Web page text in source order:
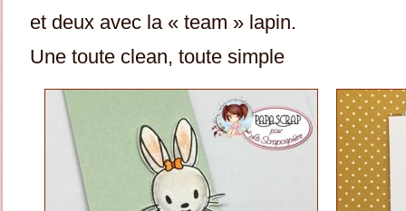
et deux avec la « team » lapin.
Une toute clean, toute simple